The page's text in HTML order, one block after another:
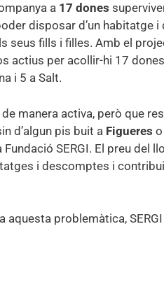
a 17 dones
disposar d’un habitatge
fills i filles. Amb el
actius per acollir-hi 17
i 5 a Salt.
manera activa, però que
d’algun pis buit a Figueres
SERGI. El preu del
i descomptes i
problemàtica,